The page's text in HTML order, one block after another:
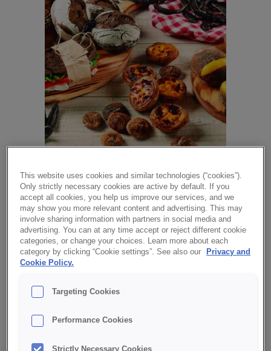
CREDI® ALFARROBA 50
This website uses cookies and similar technologies (“cookies”).
Only strictly necessary cookies are active by default. If you
accept all cookies, you help us improve our services, and we
may show you more relevant content and advertising. This may
involve sharing information with partners in social media and
advertising. You can at any time accept or reject different cookie
categories, or change your choices. Learn more about each
category by clicking “Cookie settings”. See also our
Privacy and
Cookie Policy.
Targeting Cookies
Performance Cookies
Strictly Necessary Cookies